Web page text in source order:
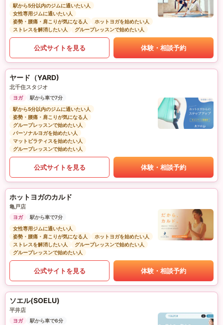
駅から5分以内のジムに通いたい人
女性専用ジムに通いたい人
姿勢・腰痛・肩こりが気になる人
ホットヨガを始めたい人
ストレスを解消したい人
グループレッスンで始めたい人
公式サイトを見る 体験・相談予約
ヤード（YARD)
北千住スタジオ
ヨガ
駅から車で7分
駅から5分以内のジムに通いたい人
姿勢・腰痛・肩こりが気になる人
グループレッスンで始めたい人
パーソナルヨガを始めたい人
マットピラティスを始めたい人
グループレッスンで始めたい人
公式サイトを見る 体験・相談予約
ホットヨガのカルド
亀戸店
ヨガ
駅から車で7分
女性専用ジムに通いたい人
姿勢・腰痛・肩こりが気になる人
ホットヨガを始めたい人
ストレスを解消したい人
グループレッスンで始めたい人
グループレッスンで始めたい人
公式サイトを見る 体験・相談予約
ソエル(SOELU)
平井店
ヨガ 駅から車で6分